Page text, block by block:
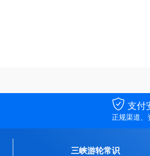
 支付
正规渠道、
三峡游轮常识